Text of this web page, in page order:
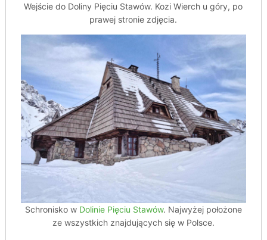
Wejście do Doliny Pięciu Stawów. Kozi Wierch u góry, po
prawej stronie zdjęcia.
Schronisko w Dolinie Pięciu Stawów. Najwyżej położone
ze wszystkich znajdujących się w Polsce.